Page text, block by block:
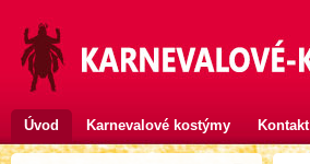
Úvod Karnevalové kostýmy Kontakt